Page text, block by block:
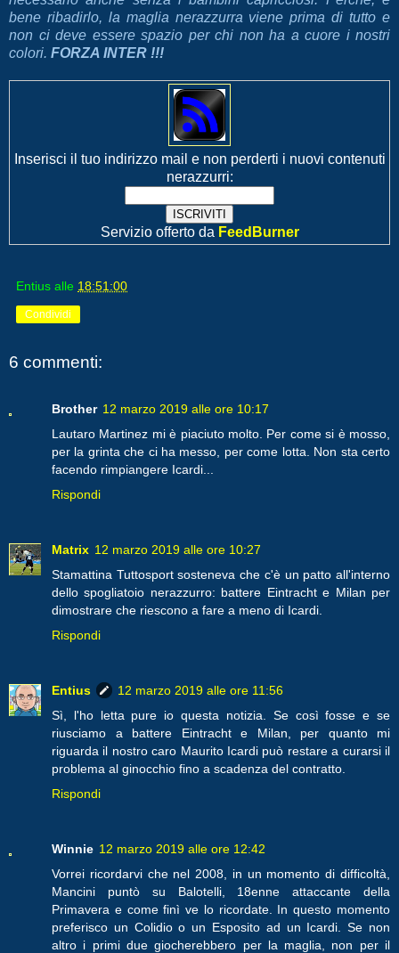
bene ribadirlo, la maglia nerazzurra viene prima di tutto e
non ci deve essere spazio per chi non ha a cuore i nostri
colori. FORZA INTER !!!
Inserisci il tuo indirizzo mail e non perderti i nuovi contenuti
nerazzurri:
Servizio offerto da FeedBurner
Entius alle 18:51:00
Condividi
6 commenti:
Brother 12 marzo 2019 alle ore 10:17
Lautaro Martinez mi è piaciuto molto. Per come si è mosso,
per la grinta che ci ha messo, per come lotta. Non sta certo
facendo rimpiangere Icardi...
Rispondi
Matrix 12 marzo 2019 alle ore 10:27
Stamattina Tuttosport sosteneva che c'è un patto all'interno
dello spogliatoio nerazzurro: battere Eintracht e Milan per
dimostrare che riescono a fare a meno di Icardi.
Rispondi
Entius
12 marzo 2019 alle ore 11:56
Sì, l'ho letta pure io questa notizia. Se così fosse e se
riusciamo a battere Eintracht e Milan, per quanto mi
riguarda il nostro caro Maurito Icardi può restare a curarsi il
problema al ginocchio fino a scadenza del contratto.
Rispondi
Winnie 12 marzo 2019 alle ore 12:42
Vorrei ricordarvi che nel 2008, in un momento di difficoltà,
Mancini puntò su Balotelli, 18enne attaccante della
Primavera e come finì ve lo ricordate. In questo momento
preferisco un Colidio o un Esposito ad un Icardi. Se non
altro i primi due giocherebbero per la maglia, non per il